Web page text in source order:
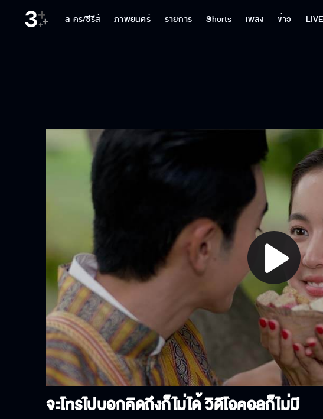
ละคร/ซีรีส์ ภาพยนตร์ รายการ Shorts เพลง ข่าว LIVE
Play
Video
จะโทรไปบอกคิดถึงก็ไม่ได้ วิดีโอคอลก็ไม่มี